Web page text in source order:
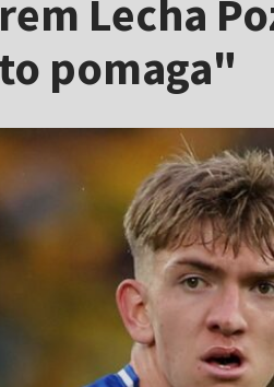
Lecha
pomaga"